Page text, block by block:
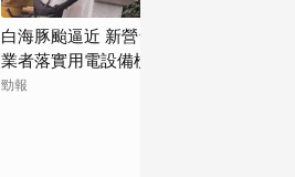
白海豚颱逼近 新營台電全力戒備！民眾與
業者落實用電設備檢查
勁報